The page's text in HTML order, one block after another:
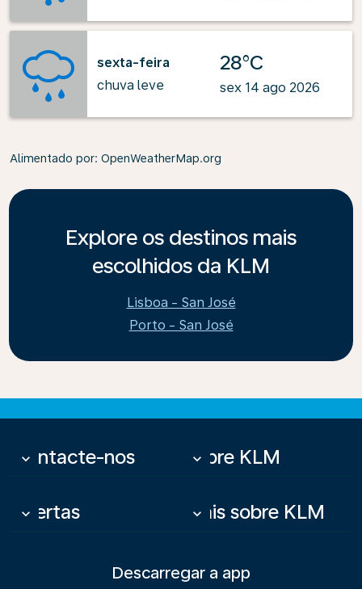
sexta-feira
chuva leve
28°C
sex 14 ago 2026
Alimentado por: OpenWeatherMap.org
Explore os destinos mais
escolhidos da KLM
Lisboa - San José
Porto - San José
Contacte-nos
keyboard_arrow_down Sobre KLM
keyboard_arrow_down
Ofertas
keyboard_arrow_down Mais sobre KLM
keyboard_arrow_down
Descarregar a app